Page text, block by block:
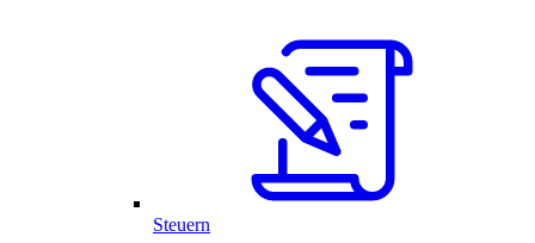
Steuern